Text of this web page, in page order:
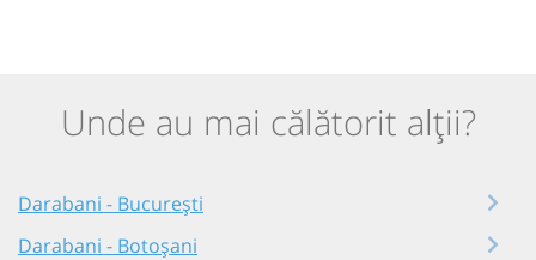
Unde au mai călătorit alții?
Darabani - București
Darabani - Botoșani